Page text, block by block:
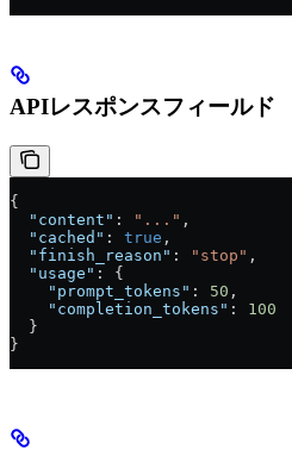
APIレスポンスフィールド
{
  "content"
: "..." ,
  "cached"
: true ,
  "finish_reason"
: "stop" ,
  "usage"
: {
    "prompt_tokens"
: 50 ,
    "completion_tokens"
: 100
  }
}